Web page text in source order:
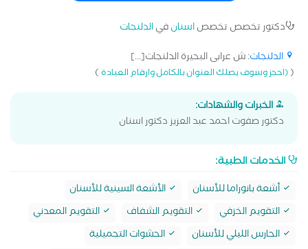
دكتور تخصص تخصصاسنانفيالدلنجات
الدلنجات: ش عرابى البحيرة الدلنجات[...]
((احجز وسوف يصلك العنوان بالكامل وارقام العيادة)
الخبرات والشهادات:
دكتور صفوت احمد عبد العزيز دكتور اسنان
الخدمات الطبية:
أشعة بانوراما للأسنان
الأشعة السينية للأسنان
التقويم الخزفي
التقويم الشفاف
التقويم المعدني
الحارس الليلي للأسنان
الحشوات التجميلية